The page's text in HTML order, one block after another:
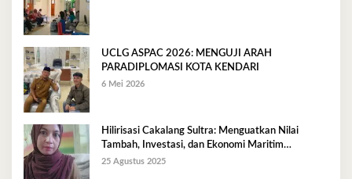
UCLG ASPAC 2026: MENGUJI ARAH
PARADIPLOMASI KOTA KENDARI
6 Mei 2026
Hilirisasi Cakalang Sultra: Menguatkan Nilai
Tambah, Investasi, dan Ekonomi Maritim
Berkelanjutan
25 Agustus 2025